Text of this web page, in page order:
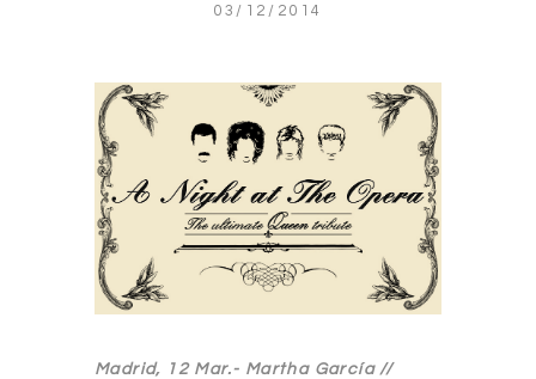
03/12/2014
Madrid, 12 Mar.- Martha García //